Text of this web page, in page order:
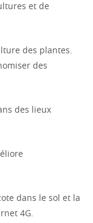
et de
des plantes.
des
des lieux
dans le sol et la
4G.